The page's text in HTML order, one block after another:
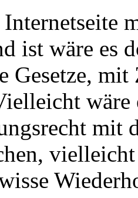
ist wäre es
Gesetze,
wäre
mit